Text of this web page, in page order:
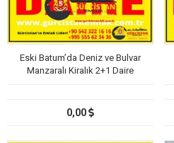
Eski Batum’da Deniz ve Bulvar
Manzaralı Kiralık 2+1 Daire
0,00